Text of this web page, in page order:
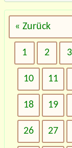
« Zurück
1 2 3
10 11
18 19
26 27